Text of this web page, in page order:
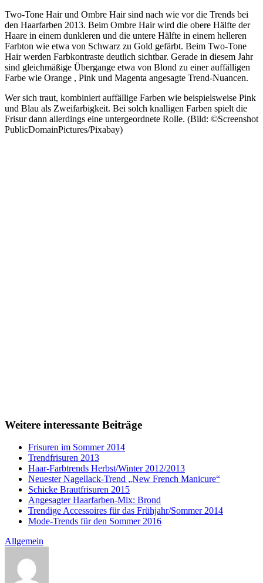
Two-Tone Hair und Ombre Hair sind nach wie vor die Trends bei
den Haarfarben 2013. Beim Ombre Hair wird die obere Hälfte der
Haare in einem dunkleren und die untere Hälfte in einem helleren
Farbton wie etwa von Schwarz zu Gold gefärbt. Beim Two-Tone
Hair werden Farbkontraste deutlich sichtbar. Gerade in diesem Jahr
sind gleichmäßige Übergange etwa von Blond zu einer auffälligen
Farbe wie Orange , Pink und Magenta angesagte Trend-Nuancen.
Wer sich traut, kombiniert auffällige Farben wie beispielsweise Pink
und Blau als Zweifarbigkeit. Bei solch knalligen Farben spielt die
Frisur dann allerdings eine untergeordnete Rolle. (Bild: ©Screenshot
PublicDomainPictures/Pixabay)
Weitere interessante Beiträge
Frisuren im Sommer 2014
Trendfrisuren 2013
Haar-Farbtrends Herbst/Winter 2012/2013
Neuester Nagellack-Trend „New French Manicure“
Schicke Brautfrisuren 2015
Angesagter Haarfarben-Mix: Brond
Trendige Accessoires für das Frühjahr/Sommer 2014
Mode-Trends für den Sommer 2016
Allgemein